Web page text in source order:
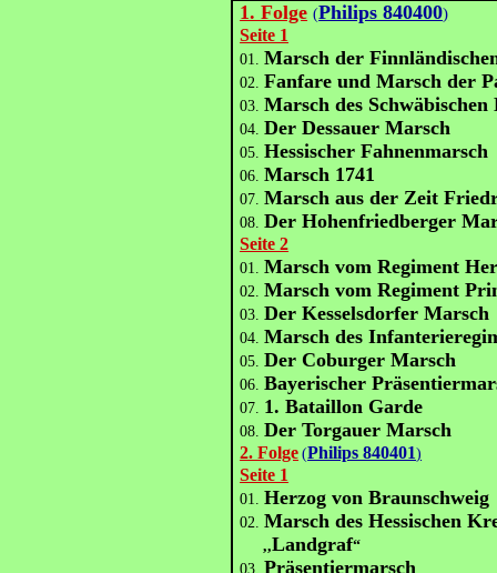
1. Folge (Philips 840400)
Seite 1
01.Marsch der
02.Fanfare und Marsch der
03. Marsch des
04.Der Dessauer Marsch
05. Hessischer Fahnenmarsch
06.Marsch 1741
07.Marsch aus der Zeit
08.Der Hohenfriedberger
Seite 2
01.Marsch vom Regiment
02. Marsch vom Regiment
03.Der Kesselsdorfer Marsch
04. Marsch des
05. Der Coburger Marsch
06.Bayerischer
07. 1. Bataillon Garde
08.Der Torgauer Marsch
2. Folge (Philips 840401)
Seite 1
01.Herzog von Braunschweig
02.Marsch des Hessischen
,,Landgraf“
03.Präsentiermarsch